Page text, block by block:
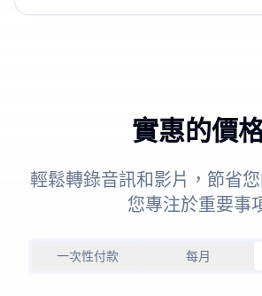
實惠的價
輕鬆轉錄音訊和影片，節省
您專注於重要事
一次性付款 每月